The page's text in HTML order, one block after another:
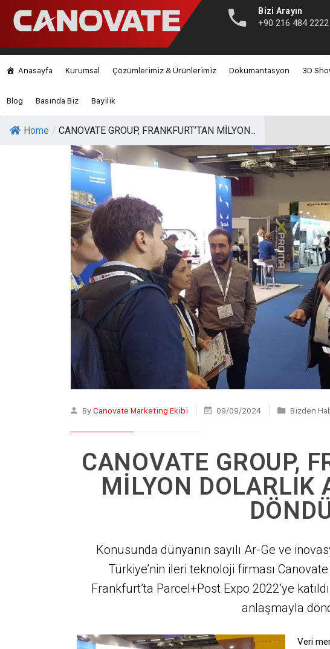
Bizi Arayın
+90 216 484 2222
Anasayfa Kurumsal Çözümlerimiz & Ürünlerimiz Dokümantasyon 3D
Blog Basında Biz Bayilik
Home / CANOVATE GROUP, FRANKFURT’TAN MİLYON...
ByCanovate Marketing Ekibi 09/09/2024 Bizden
CANOVATE GROUP,
MİLYON DOLARLIK
Konusunda dünyanın sayılı Ar-Ge ve
Türkiye’nin ileri teknoloji firması
Frankfurt’ta Parcel+Post Expo 2022’ye
anlaşmayla
Veri